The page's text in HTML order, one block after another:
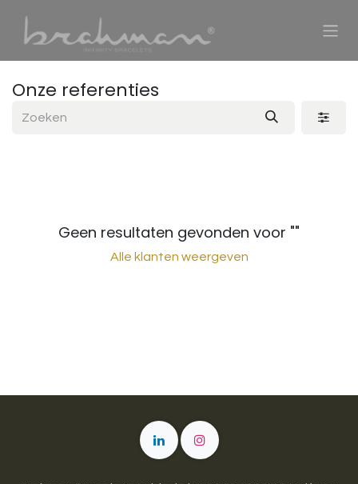
Onze referenties
Geen resultaten gevonden voor ""
Alle klanten weergeven